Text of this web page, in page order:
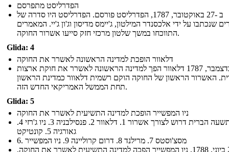
הפדרליסט מתפרסם
ב -27 באוקטובר, 1787, הפדרליסט פורסם. הפדרליסט היו סדרה של
שנכתבו על ידי אלכסנדר המילטון, ג'יימס מדיסון וג'ון ג'יי. המאמרים
התווכחו במשך שלטון מרכזי חזק סייעו אשרור החוקה.
Glida: 4
דלאוור הופכת למדינה הראשונה לאשרר את החוקה
ב -7 בדצמבר, 1787 דלאוור הפך למדינה הראשונה לאשרר את חוקת ארצות
האשרור הראשון של החוקה הוקם רשמית דלאוור כמדינת הראשון
תחת הממשל האמריקאי החדש הזה.
Glida: 5
ניו המפשייר הופכת למדינה התשיעית לאשרר את החוקה
תשעה הברית דרוש לצורך אשרור 1. דלאוור 2. פנסילבניה 3. ניו ג'רזי 4.
גאורגיה 5. קונטיקט
6. מסצ'וסטס 7. מרילנד 8. דרום קרוליינה 9. ניו המפשייר
ב -21 ביוני, 1788, ניו המפשייר הפכה למדינה התשיעית לאשרר את החוקה.